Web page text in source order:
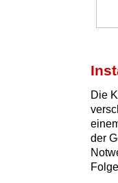
Die
der